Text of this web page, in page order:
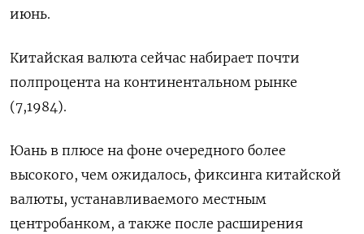
июнь.
Китайская валюта сейчас набирает почти
полпроцента на континентальном рынке
(7,1984).
Юань в плюсе на фоне очередного более
высокого, чем ожидалось, фиксинга китайской
валюты, устанавливаемого местным
центробанком, а также после расширения